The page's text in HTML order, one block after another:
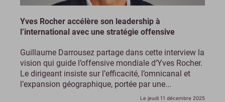
Yves Rocher accélère son leadership à
l’international avec une stratégie offensive
Guillaume Darrousez partage dans cette interview la
vision qui guide l’offensive mondiale d’Yves Rocher.
Le dirigeant insiste sur l’efficacité, l’omnicanal et
l’expansion géographique, portée par une...
Le jeudi 11 décembre 2025